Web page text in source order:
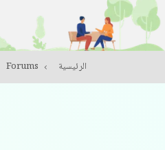
الرئيسية Forums